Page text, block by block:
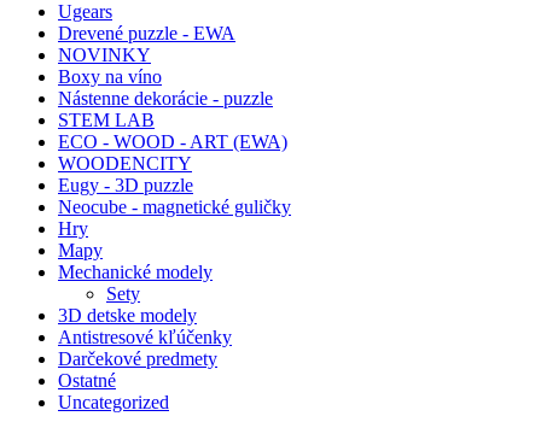
Ugears
Drevené puzzle - EWA
NOVINKY
Boxy na víno
Nástenne dekorácie - puzzle
STEM LAB
ECO - WOOD - ART (EWA)
WOODENCITY
Eugy - 3D puzzle
Neocube - magnetické guličky
Hry
Mapy
Mechanické modely
Sety
3D detske modely
Antistresové kľúčenky
Darčekové predmety
Ostatné
Uncategorized